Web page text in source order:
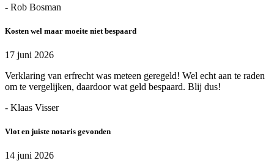
- Rob Bosman
Kosten wel maar moeite niet bespaard
17 juni 2026
Verklaring van erfrecht was meteen geregeld! Wel echt aan te raden
om te vergelijken, daardoor wat geld bespaard. Blij dus!
- Klaas Visser
Vlot en juiste notaris gevonden
14 juni 2026